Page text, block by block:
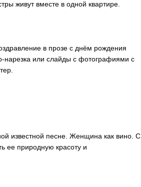
живут вместе в одной квартире.
в прозе с днём рождения
нарезка или слайды с фотографиями с
известной песне. Женщина как вино. С
ее природную красоту и